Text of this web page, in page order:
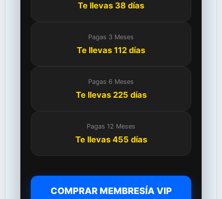
Te llevas 38 días
Pagas 3 Meses
Te llevas 112 días
Pagas 6 Meses
Te llevas 225 días
Pagas 12 Meses
Te llevas 455 días
COMPRAR MEMBRESÍA VIP